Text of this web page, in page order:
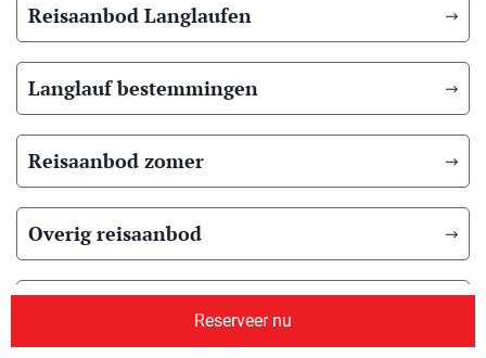
Reserveer nu
Reisaanbod Langlaufen
Langlauf bestemmingen
Reisaanbod zomer
Overig reisaanbod